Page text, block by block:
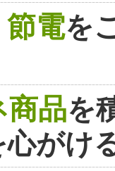
節電を
商品を
心がけ